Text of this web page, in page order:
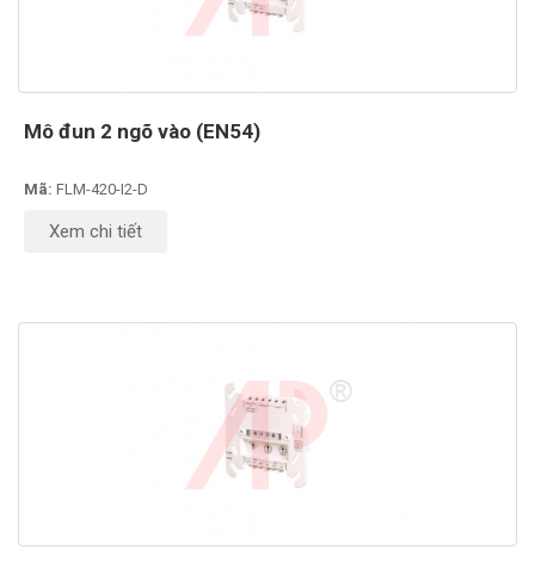
Mô đun 2 ngõ vào (EN54)
Mã: FLM-420-I2-D
Xem chi tiết